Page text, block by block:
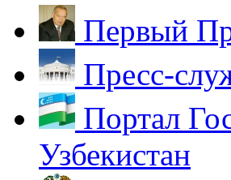
Первый
Пресс-
Портал
Узбекистан